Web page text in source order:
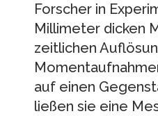
Forscher in
Millimeter dicken
zeitlichen
auf einen
ließen sie eine